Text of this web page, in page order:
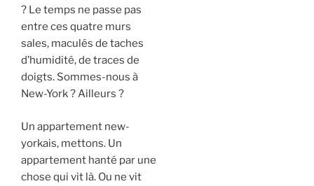
? Le temps ne passe pas
entre ces quatre murs
sales, maculés de taches
d’humidité, de traces de
doigts. Sommes-nous à
New-York ? Ailleurs ?
Un appartement new-
yorkais, mettons. Un
appartement hanté par une
chose qui vit là. Ou ne vit